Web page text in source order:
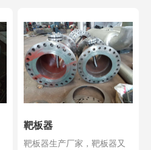
靶板器
靶板器生产厂家，靶板器又